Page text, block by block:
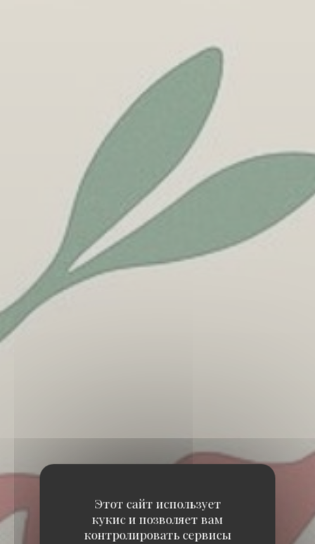
Этот сайт использует
кукис и позволяет вам
контролировать сервисы